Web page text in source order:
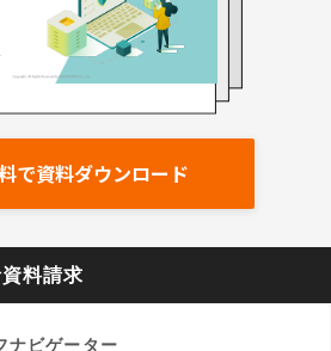
れな担当者でもストレスなく
間が大幅に短縮されます。 3.
「乗り換え（リプレイス）」
ムからのデータ移行支援や運用
ート体制が評価され、他社シ
え実績が豊富です。「今のシ
ータ
で資料ダウンロード
料請求
ナビゲーター